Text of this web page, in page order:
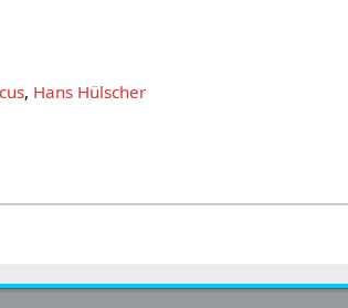
, Hans Hülscher